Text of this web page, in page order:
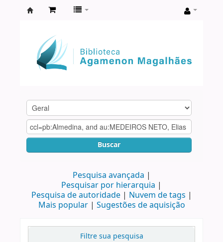
Agamenon
Magalhães
Buscar
Pesquisa avançada
Pesquisar por hierarquia
Pesquisa de autoridade
Nuvem de tags
Mais popular
Sugestões de aquisição
Filtre sua pesquisa